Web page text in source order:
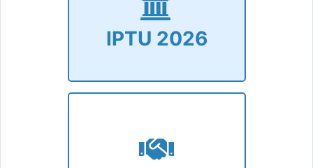
IPTU 2026
Emissão de guia, consultas e certidão.
Programa de incentivos e reduções
especiais para quitação de créditos